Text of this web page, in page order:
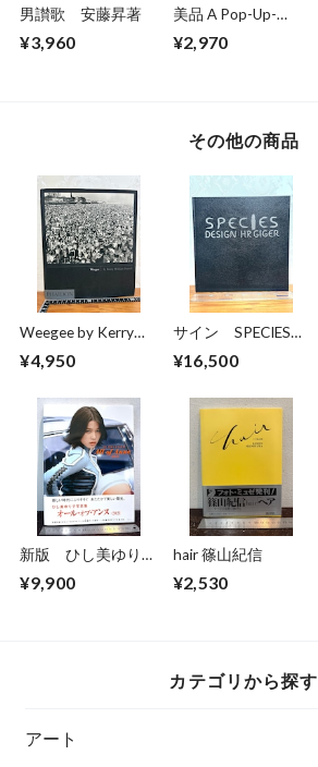
男讃歌 安藤昇著
¥3,960
美品 A Pop-Up-
Giants of the Earth
¥2,970
その他の商品
Weegee by Kerry
¥4,950
サイン SPECIES
¥16,500
新版 ひし美ゆり子
Anne:2021
¥9,900
hair 篠山紀信
¥2,530
カテゴリから探す
アート